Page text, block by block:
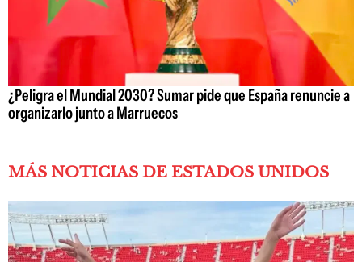
¿Peligra el Mundial 2030? Sumar pide que España renuncie a
organizarlo junto a Marruecos
MÁS NOTICIAS DE ESTADOS UNIDOS